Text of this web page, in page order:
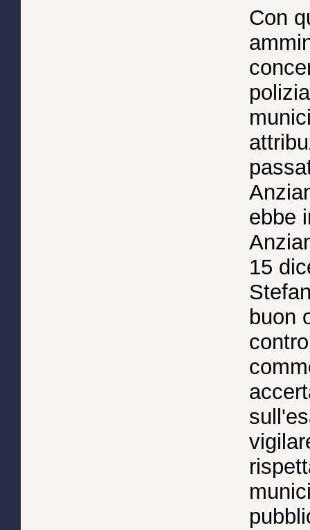
Con
ebbe
15
buon